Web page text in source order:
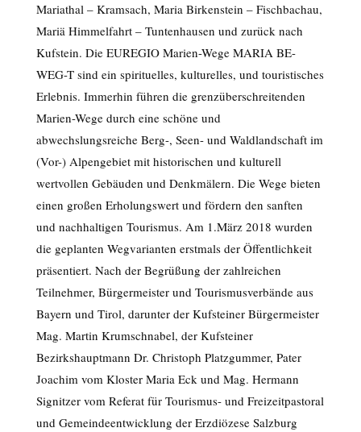
Mariathal – Kramsach, Maria Birkenstein – Fischbachau,
Mariä Himmelfahrt – Tuntenhausen und zurück nach
Kufstein. Die EUREGIO Marien-Wege MARIA BE-
WEG-T sind ein spirituelles, kulturelles, und touristisches
Erlebnis. Immerhin führen die grenzüberschreitenden
Marien-Wege durch eine schöne und
abwechslungsreiche Berg-, Seen- und Waldlandschaft im
(Vor-) Alpengebiet mit historischen und kulturell
wertvollen Gebäuden und Denkmälern. Die Wege bieten
einen großen Erholungswert und fördern den sanften
und nachhaltigen Tourismus. Am 1.März 2018 wurden
die geplanten Wegvarianten erstmals der Öffentlichkeit
präsentiert. Nach der Begrüßung der zahlreichen
Teilnehmer, Bürgermeister und Tourismusverbände aus
Bayern und Tirol, darunter der Kufsteiner Bürgermeister
Mag. Martin Krumschnabel, der Kufsteiner
Bezirkshauptmann Dr. Christoph Platzgummer, Pater
Joachim vom Kloster Maria Eck und Mag. Hermann
Signitzer vom Referat für Tourismus- und Freizeitpastoral
und Gemeindeentwicklung der Erzdiözese Salzburg